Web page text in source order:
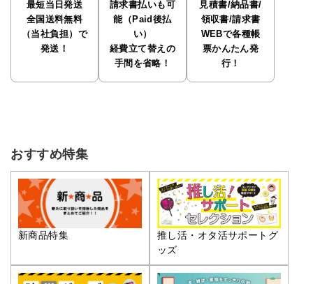
最短当日発送
全国送料無料
（当社負担）で
発送！
請求書払いも可
能（Paid後払
い）
経費立て替えの
手間を省略！
見積書/納品書/
領収書/請求書
WEBで各種帳
票かんたん発
行！
おすすめ特集
新商品特集
推し活・オタ活サポートグ
ッズ